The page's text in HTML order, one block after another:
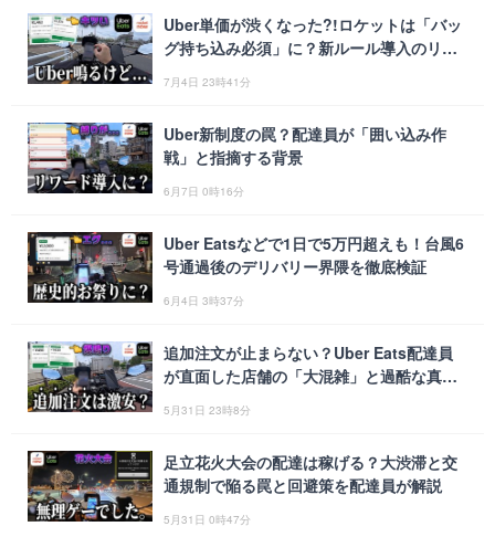
Uber単価が渋くなった?!ロケットは「バッ
グ持ち込み必須」に？新ルール導入のリハ
ウ配達員》
7月4日 23時41分
Uber新制度の罠？配達員が「囲い込み作
戦」と指摘する背景
6月7日 0時16分
Uber Eatsなどで1日で5万円超えも！台風6
号通過後のデリバリー界隈を徹底検証
6月4日 3時37分
追加注文が止まらない？Uber Eats配達員
が直面した店舗の「大混雑」と過酷な真夏
5月31日 23時8分
足立花火大会の配達は稼げる？大渋滞と交
通規制で陥る罠と回避策を配達員が解説
5月31日 0時47分